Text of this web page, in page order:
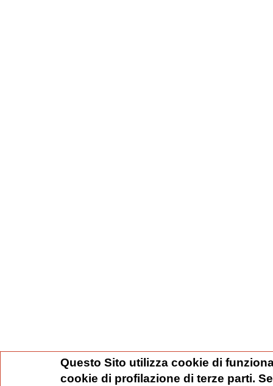
Questo Sito utilizza cookie di
cookie di profilazione di terze parti.